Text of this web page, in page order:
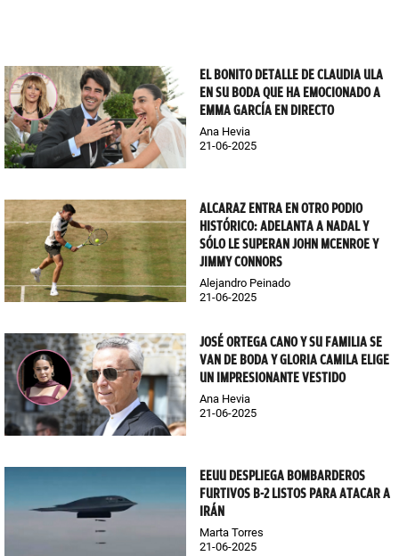
EL BONITO DETALLE DE CLAUDIA ULA
EN SU BODA QUE HA EMOCIONADO A
EMMA GARCÍA EN DIRECTO
Ana Hevia
21-06-2025
ALCARAZ ENTRA EN OTRO PODIO
HISTÓRICO: ADELANTA A NADAL Y
SÓLO LE SUPERAN JOHN MCENROE Y
JIMMY CONNORS
Alejandro Peinado
21-06-2025
JOSÉ ORTEGA CANO Y SU FAMILIA SE
VAN DE BODA Y GLORIA CAMILA ELIGE
UN IMPRESIONANTE VESTIDO
Ana Hevia
21-06-2025
EEUU DESPLIEGA BOMBARDEROS
FURTIVOS B-2 LISTOS PARA ATACAR A
IRÁN
Marta Torres
21-06-2025